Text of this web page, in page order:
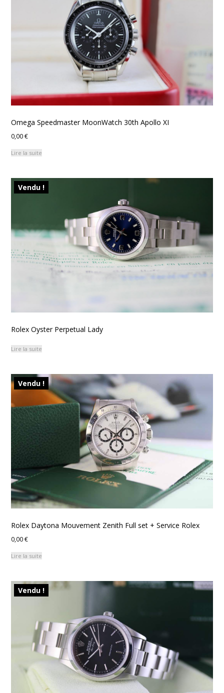
Omega Speedmaster MoonWatch 30th Apollo XI
0,00€
Lire la suite
Vendu !
Rolex Oyster Perpetual Lady
Lire la suite
Vendu !
Rolex Daytona Mouvement Zenith Full set + Service Rolex
0,00€
Lire la suite
Vendu !